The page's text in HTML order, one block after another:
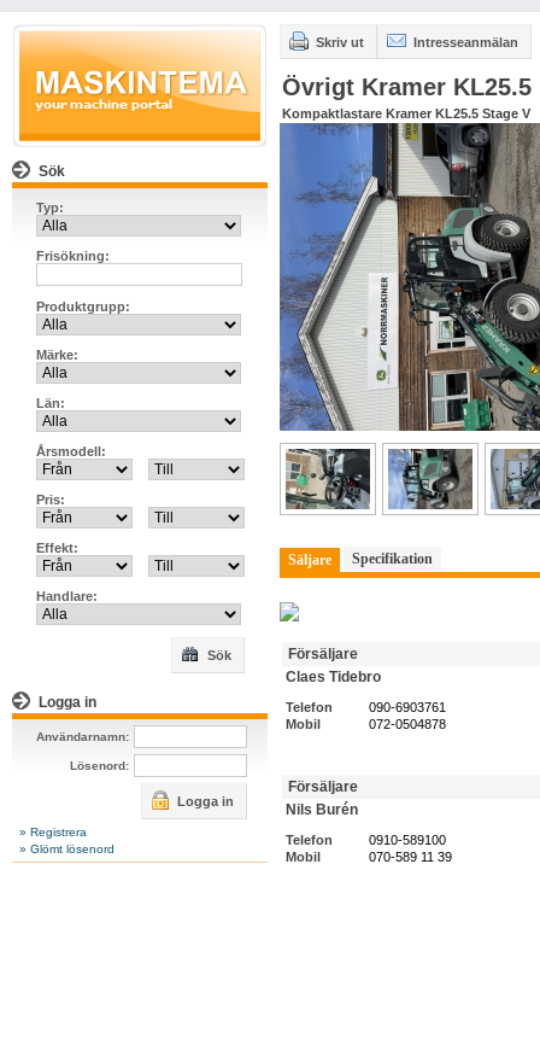
Sök
Typ:
Frisökning:
Produktgrupp:
Märke:
Län:
Årsmodell:
Pris:
Effekt:
Handlare:
Sök
Logga in
Användarnamn:
Lösenord:
Logga in
» Registrera
» Glömt lösenord
Skriv ut Intresseanmälan
Övrigt Kramer KL25.5
Kompaktlastare Kramer KL25.5 Stage V
Säljare Specifikation
Försäljare
Claes Tidebro
Telefon
090-6903761
Mobil
072-0504878
Försäljare
Nils Burén
Telefon
0910-589100
Mobil
070-589 11 39